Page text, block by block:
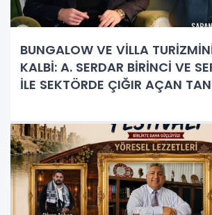
BUNGALOW VE VİLLA
KALBİ: A. SERDAR BİRİNCİ VE
İLE SEKTÖRDE ÇIĞIR AÇAN